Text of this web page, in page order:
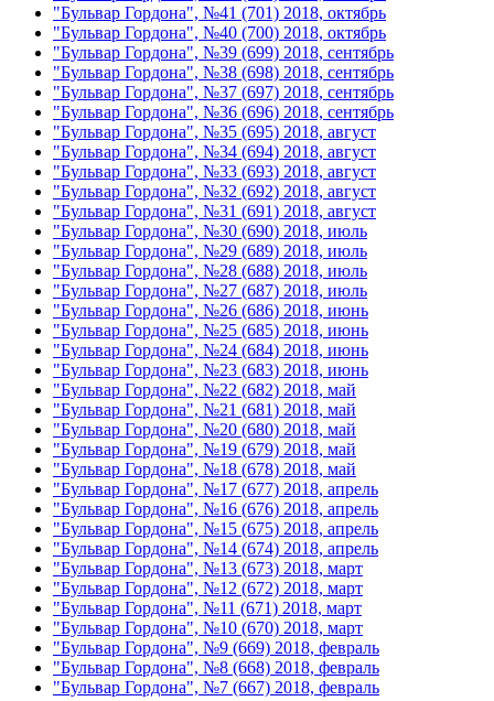
"Бульвар Гордона", №41 (701) 2018, октябрь
"Бульвар Гордона", №40 (700) 2018, октябрь
"Бульвар Гордона", №39 (699) 2018, сентябрь
"Бульвар Гордона", №38 (698) 2018, сентябрь
"Бульвар Гордона", №37 (697) 2018, сентябрь
"Бульвар Гордона", №36 (696) 2018, сентябрь
"Бульвар Гордона", №35 (695) 2018, август
"Бульвар Гордона", №34 (694) 2018, август
"Бульвар Гордона", №33 (693) 2018, август
"Бульвар Гордона", №32 (692) 2018, август
"Бульвар Гордона", №31 (691) 2018, август
"Бульвар Гордона", №30 (690) 2018, июль
"Бульвар Гордона", №29 (689) 2018, июль
"Бульвар Гордона", №28 (688) 2018, июль
"Бульвар Гордона", №27 (687) 2018, июль
"Бульвар Гордона", №26 (686) 2018, июнь
"Бульвар Гордона", №25 (685) 2018, июнь
"Бульвар Гордона", №24 (684) 2018, июнь
"Бульвар Гордона", №23 (683) 2018, июнь
"Бульвар Гордона", №22 (682) 2018, май
"Бульвар Гордона", №21 (681) 2018, май
"Бульвар Гордона", №20 (680) 2018, май
"Бульвар Гордона", №19 (679) 2018, май
"Бульвар Гордона", №18 (678) 2018, май
"Бульвар Гордона", №17 (677) 2018, апрель
"Бульвар Гордона", №16 (676) 2018, апрель
"Бульвар Гордона", №15 (675) 2018, апрель
"Бульвар Гордона", №14 (674) 2018, апрель
"Бульвар Гордона", №13 (673) 2018, март
"Бульвар Гордона", №12 (672) 2018, март
"Бульвар Гордона", №11 (671) 2018, март
"Бульвар Гордона", №10 (670) 2018, март
"Бульвар Гордона", №9 (669) 2018, февраль
"Бульвар Гордона", №8 (668) 2018, февраль
"Бульвар Гордона", №7 (667) 2018, февраль